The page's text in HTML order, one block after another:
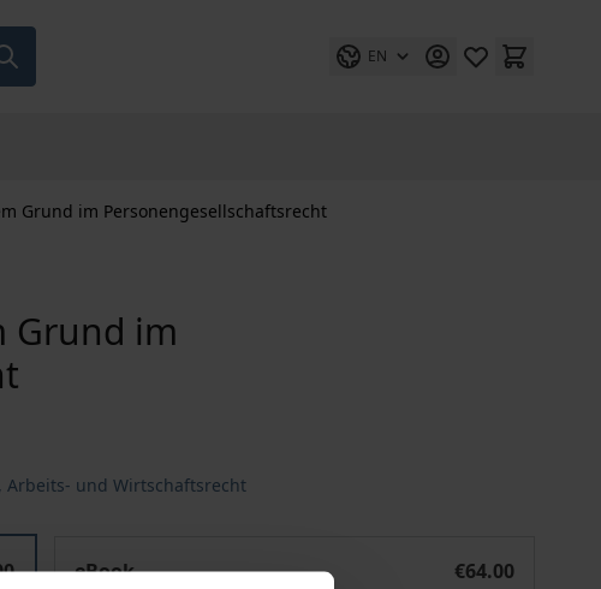
EN
Grund im Personengesellschaftsrecht
Grund im
Arbeits- und Wirtschaftsrecht
eBook
€64.00